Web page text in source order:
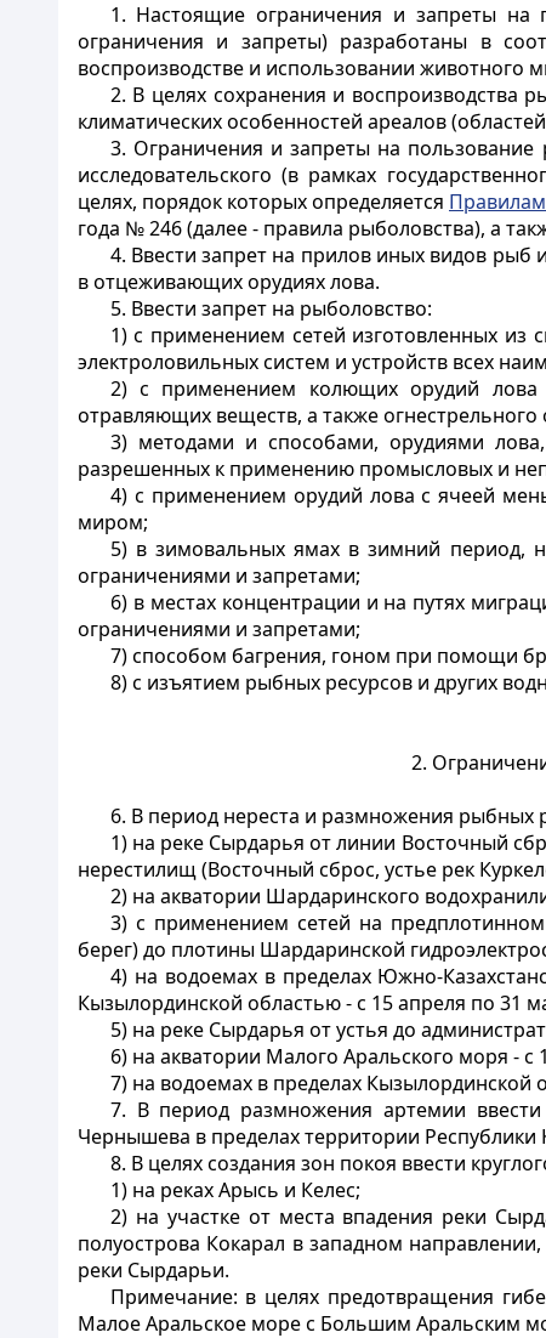
1. Настоящие ограничения и запреты
ограничения и запреты) разработаны в
воспроизводстве и использовании животного
2. В целях сохранения и воспроизводства
климатических особенностей ареалов
3. Ограничения и запреты на
исследовательского (в рамках
целях, порядок которых определяется
года № 246 (далее - правила рыболовства), а
4. Ввести запрет на прилов иных видов
в отцеживающих орудиях лова.
5. Ввести запрет на рыболовство:
1) с применением сетей изготовленных из
электроловильных систем и устройств всех
2) с применением колющих орудий лова
отравляющих веществ, а также огнестрельного
3) методами и способами, орудиями
разрешенных к применению промысловых и
4) с применением орудий лова с ячеей
миром;
5) в зимовальных ямах в зимний период,
ограничениями и запретами;
6) в местах концентрации и на путях
ограничениями и запретами;
7) способом багрения, гоном при помощи
8) с изъятием рыбных ресурсов и других
2.
6. В период нереста и размножения рыбных
1) на реке Сырдарья от линии Восточный
нерестилищ (Восточный сброс, устье рек
2) на акватории Шардаринского
3) с применением сетей на
берег) до плотины Шардаринской
4) на водоемах в пределах Южно-
Кызылординской областью - с 15 апреля по 31
5) на реке Сырдарья от устья до
6) на акватории Малого Аральского моря - с
7) на водоемах в пределах Кызылординской
7. В период размножения артемии
Чернышева в пределах территории Республики
8. В целях создания зон покоя ввести
1) на реках Арысь и Келес;
2) на участке от места впадения реки
полуострова Кокарал в западном
реки Сырдарьи.
Примечание: в целях предотвращения
Малое Аральское море с Большим Аральским